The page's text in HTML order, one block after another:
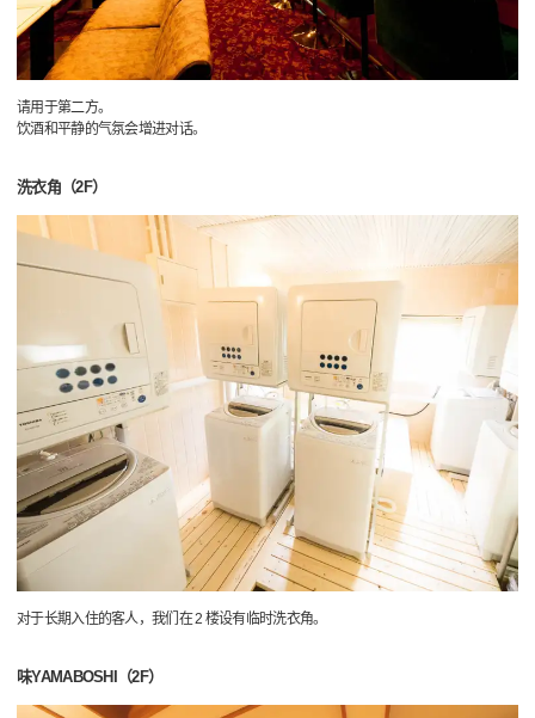
请用于第二方。
饮酒和平静的气氛会增进对话。
洗衣角（2F）
对于长期入住的客人，我们在 2 楼设有临时洗衣角。
味YAMABOSHI（2F）